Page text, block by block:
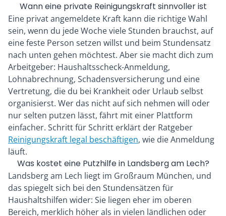
Wann eine private Reinigungskraft sinnvoller ist
Eine privat angemeldete Kraft kann die richtige Wahl
sein, wenn du jede Woche viele Stunden brauchst, auf
eine feste Person setzen willst und beim Stundensatz
nach unten gehen möchtest. Aber sie macht dich zum
Arbeitgeber: Haushaltsscheck-Anmeldung,
Lohnabrechnung, Schadensversicherung und eine
Vertretung, die du bei Krankheit oder Urlaub selbst
organisierst. Wer das nicht auf sich nehmen will oder
nur selten putzen lässt, fährt mit einer Plattform
einfacher. Schritt für Schritt erklärt der Ratgeber
Reinigungskraft legal beschäftigen, wie die Anmeldung
läuft.
Was kostet eine Putzhilfe in Landsberg am Lech?
Landsberg am Lech liegt im Großraum München, und
das spiegelt sich bei den Stundensätzen für
Haushaltshilfen wider: Sie liegen eher im oberen
Bereich, merklich höher als in vielen ländlichen oder